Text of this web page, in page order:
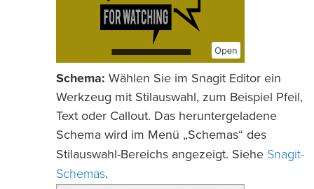
Schema: Wählen Sie im Snagit Editor ein
Werkzeug mit Stilauswahl, zum Beispiel Pfeil,
Text oder Callout. Das heruntergeladene
Schema wird im Menü „Schemas“ des
Stilauswahl-Bereichs angezeigt. Siehe Snagit-
Schemas.